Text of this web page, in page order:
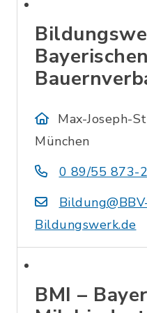
Bayerischen
Max-Joseph-
München
0 89/55 873-
Bildungswerk.de
BMI –